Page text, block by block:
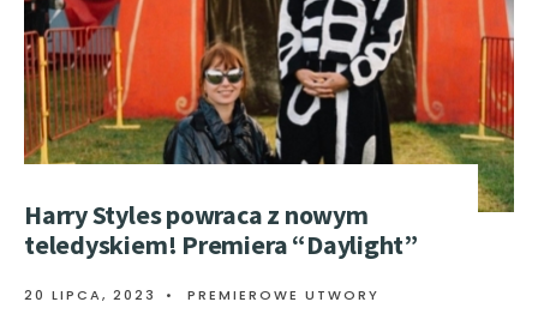
Harry Styles powraca z nowym
teledyskiem! Premiera “Daylight”
20 LIPCA, 2023 • PREMIEROWE UTWORY